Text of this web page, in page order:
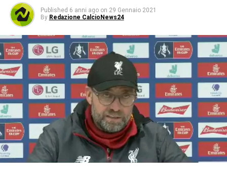
Published 6 anni ago on 29 Gennaio 2021
By Redazione CalcioNews24